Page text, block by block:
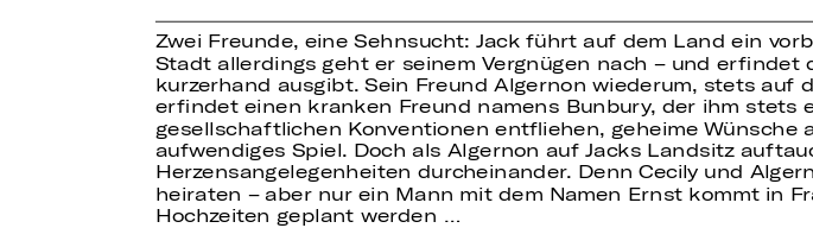
Zwei Freunde, eine Sehnsucht: Jack führt auf dem Land ein
Stadt allerdings geht er seinem Vergnügen nach – und
kurzerhand ausgibt. Sein Freund Algernon wiederum, stets
erfindet einen kranken Freund namens Bunbury, der ihm stets
gesellschaftlichen Konventionen entfliehen, geheime
aufwendiges Spiel. Doch als Algernon auf Jacks Landsitz
Herzensangelegenheiten durcheinander. Denn Cecily und
heiraten – aber nur ein Mann mit dem Namen Ernst kommt in
Hochzeiten geplant werden …